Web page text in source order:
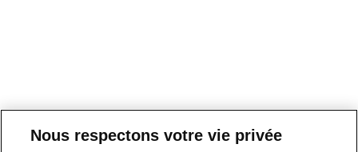
Nous respectons votre vie privée